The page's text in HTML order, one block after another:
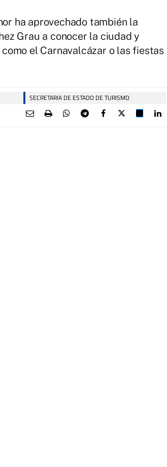
ha aprovechado también la
Grau a conocer la ciudad y
el Carnavalcázar o las fiestas
SECRETARIA DE ESTADO DE TURISMO